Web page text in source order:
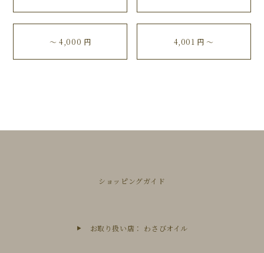
〜 4,000 円 4,001 円 〜
ショッピングガイド
お取り扱い店： わさびオイル